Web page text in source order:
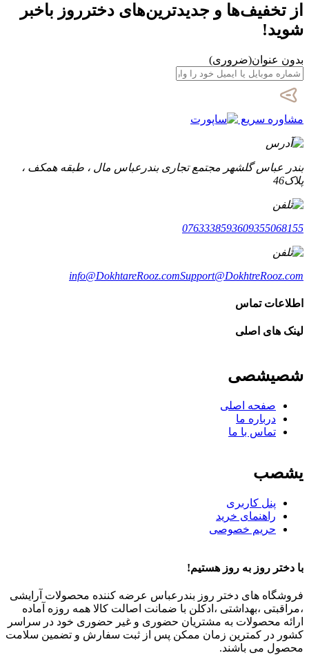
از تخفیف‌ها و جدیدترین‌های دخترروز باخبر
شوید!
بدون عنوان(ضروری)
مشاوره سریع
بندر عباس گلشهر مجتمع تجاری بندرعباس مال ، طبقه همکف ،
پلاک46
0763338593609355068155
info@DokhtareRooz.comSupport@DokhtreRooz.com
اطلاعات تماس
لینک های اصلی
شصیشصی
صفحه اصلی
درباره ما
تماس با ما
یشصب
پنل کاربری
راهنمای خرید
حریم خصوصی
با دختر روز به روز هستیم!
فروشگاه های دختر روز بندرعباس عرضه کننده محصولات آرایشی
،مراقبتی ،بهداشتی ،ادکلن با ضمانت اصالت کالا همه روزه آماده
ارائه محصولات به مشتریان حضوری و غیر حضوری خود در سراسر
کشور در کمترین زمان ممکن پس از ثبت سفارش و تضمین سلامت
محصول می باشند.